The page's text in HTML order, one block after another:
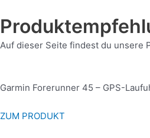
Inhalt
springen
Auf dieser Seite findest du unsere
Garmin Forerunner 45 – GPS-
ZUM PRODUKT